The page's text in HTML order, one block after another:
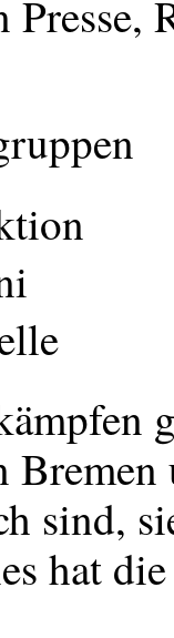
sind,
hat